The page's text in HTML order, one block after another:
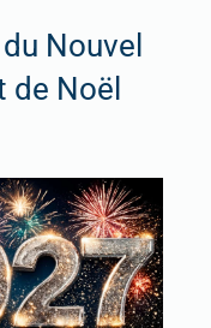
Nouvel
de Noël